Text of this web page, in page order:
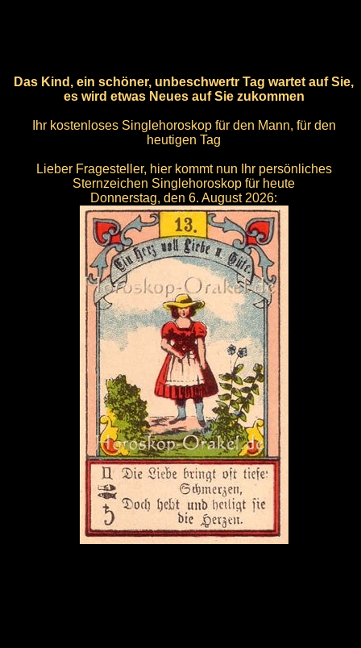
Das Kind, ein schöner, unbeschwertr Tag wartet auf Sie,
es wird etwas Neues auf Sie zukommen
Ihr kostenloses Singlehoroskop für den Mann, für den
heutigen Tag
Lieber Fragesteller, hier kommt nun Ihr persönliches
Sternzeichen Singlehoroskop für heute
Donnerstag, den 6. August 2026: